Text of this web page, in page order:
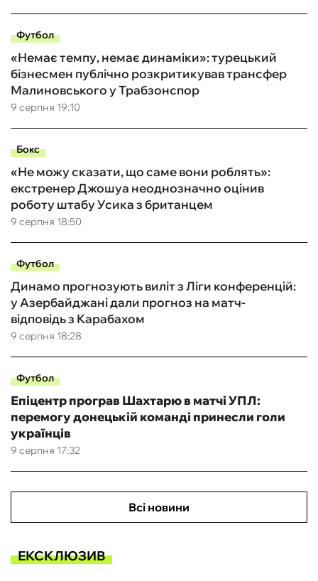
Футбол
9 серпня 19:10
«Немає темпу, немає динаміки»: турецький
бізнесмен публічно розкритикував трансфер
Малиновського у Трабзонспор
Бокс
9 серпня 18:50
«Не можу сказати, що саме вони роблять»:
екстренер Джошуа неоднозначно оцінив
роботу штабу Усика з британцем
Футбол
9 серпня 18:28
Динамо прогнозують виліт з Ліги конференцій:
у Азербайджані дали прогноз на матч-
відповідь з Карабахом
Футбол
9 серпня 17:32
Епіцентр програв Шахтарю в матчі УПЛ:
перемогу донецькій команді принесли голи
українців
Всі новини
ЕКСКЛЮЗИВ